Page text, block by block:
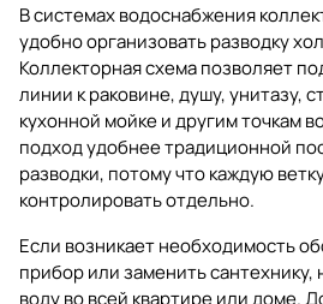
В системах водоснабжения
удобно организовать разводку
Коллекторная схема позволяет
линии к раковине, душу, унитазу,
кухонной мойке и другим точкам
подход удобнее традиционной
разводки, потому что каждую
контролировать отдельно.
Если возникает необходимость
прибор или заменить
воду во всей квартире или доме.